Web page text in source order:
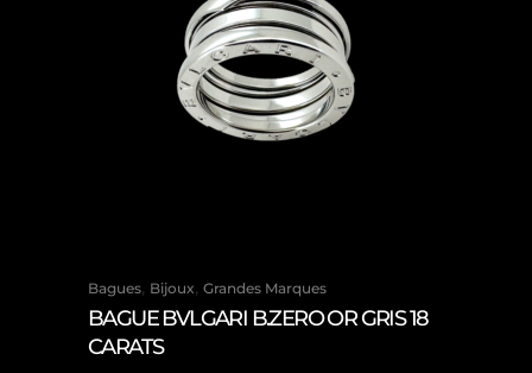
Bagues, Bijoux, Grandes Marques
BAGUE BVLGARI B.ZERO OR GRIS 18
CARATS